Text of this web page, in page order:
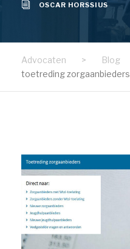
OSCAR HORSSIUS
Advocaten > Blog
toetreding zorgaanbieders